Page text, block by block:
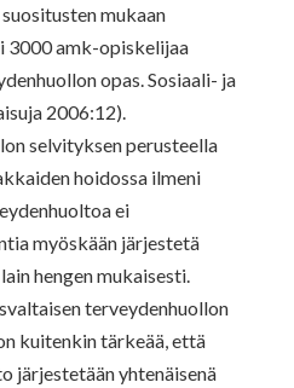
mukaan
3000 amk-opiskelijaa
opas. Sosiaali- ja
2006:12).
selvityksen perusteella
hoidossa ilmeni
ei
myöskään järjestetä
hengen mukaisesti.
terveydenhuollon
kuitenkin tärkeää, että
järjestetään yhtenäisenä